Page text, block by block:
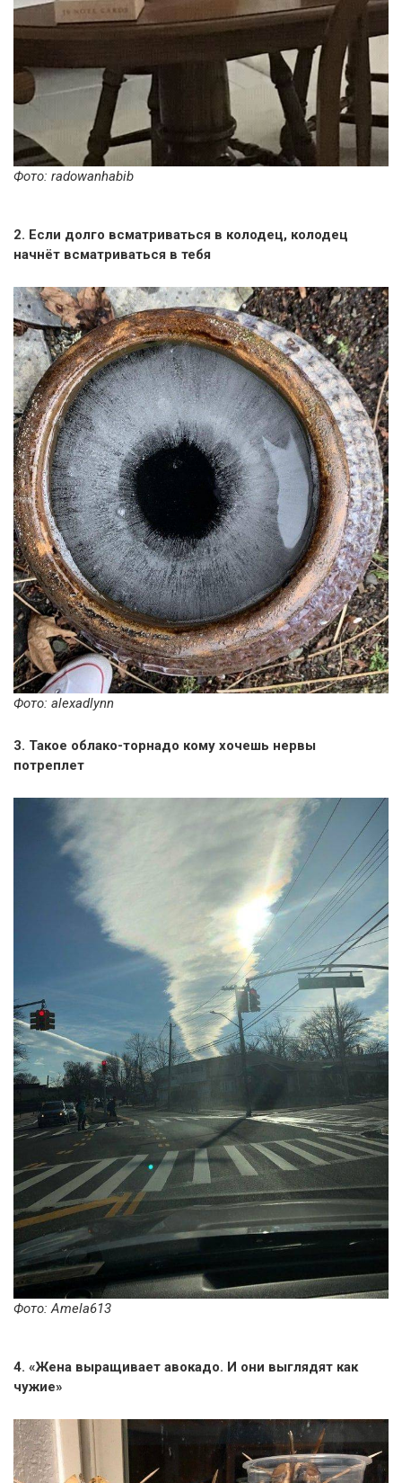
Фото: radowanhabib
2. Если долго всматриваться в колодец, колодец
начнёт всматриваться в тебя
Фото: alexadlynn
3. Такое облако-торнадо кому хочешь нервы
потреплет
Фото: Amela613
4. «Жена выращивает авокадо. И они выглядят как
чужие»